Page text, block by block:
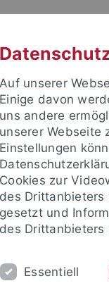
Auf unserer
Einige davon
uns andere
unserer Webseite
Einstellungen
Cookies zur
des Drittanbieters
gesetzt und
des Drittanbieters
Essentiell